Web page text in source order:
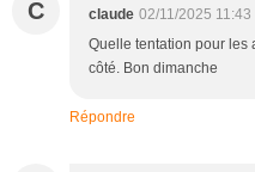
C claude 02/11/2025 11:43
Quelle tentation pour les
côté. Bon dimanche
Répondre